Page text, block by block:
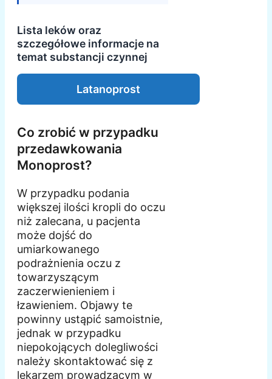
Lista leków oraz
szczegółowe informacje na
temat substancji czynnej
Latanoprost
Co zrobić w przypadku
przedawkowania
Monoprost?
W przypadku podania
większej ilości kropli do oczu
niż zalecana, u pacjenta
może dojść do
umiarkowanego
podrażnienia oczu z
towarzyszącym
zaczerwienieniem i
łzawieniem. Objawy te
powinny ustąpić samoistnie,
jednak w przypadku
niepokojących dolegliwości
należy skontaktować się z
lekarzem prowadzącym w